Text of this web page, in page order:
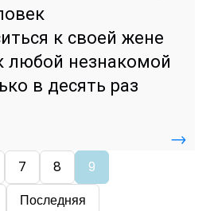
к своей жене
любой незнакомой
в десять раз
→
7 8
9
Последняя